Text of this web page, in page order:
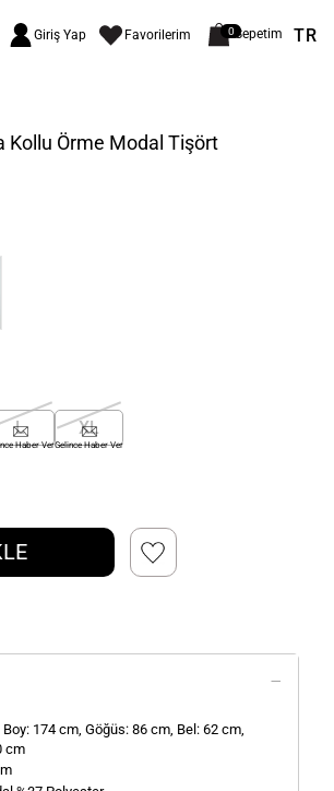
Giriş Yap Favorilerim 0Sepetim TR
Kollu Örme Modal Tişört
L
Haber Ver
XL
Gelince Haber Ver
Boy: 174 cm, Göğüs: 86 cm, Bel: 62 cm,
cm